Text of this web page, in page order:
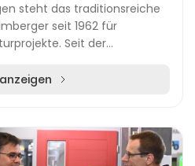
steht das traditionsreiche
seit 1962 für
Seit der